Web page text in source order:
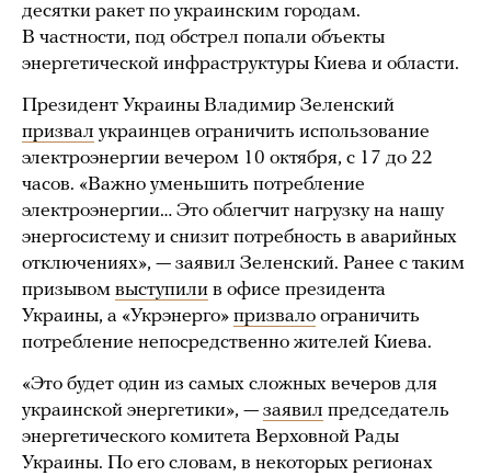
десятки ракет по украинским городам.
В частности, под обстрел попали объекты
энергетической инфраструктуры Киева и области.
Президент Украины Владимир Зеленский
призвал украинцев ограничить использование
электроэнергии вечером 10 октября, с 17 до 22
часов. «Важно уменьшить потребление
электроэнергии… Это облегчит нагрузку на нашу
энергосистему и снизит потребность в аварийных
отключениях», — заявил Зеленский. Ранее с таким
призывом выступили в офисе президента
Украины, а «Укрэнерго» призвало ограничить
потребление непосредственно жителей Киева.
«Это будет один из самых сложных вечеров для
украинской энергетики», — заявил председатель
энергетического комитета Верховной Рады
Украины. По его словам, в некоторых регионах